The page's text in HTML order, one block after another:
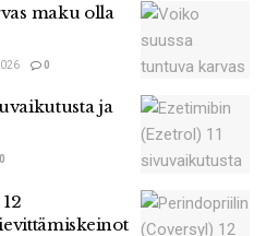
maku olla
0
ja
0